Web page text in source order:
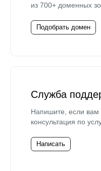
из 700+ доменных
Подобрать домен
Служба
Напишите, если
консультация по
Написать